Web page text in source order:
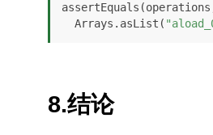
  Arrays.asList(
8.结论